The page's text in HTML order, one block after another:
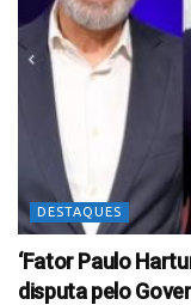
DESTAQUES
‘Fator Paulo
disputa pelo